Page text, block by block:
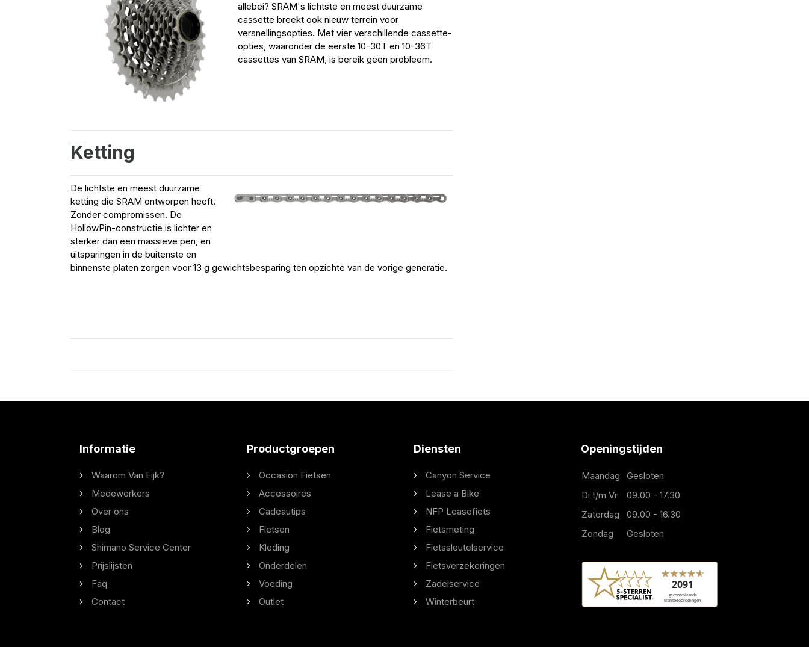
allebei? SRAM's lichtste en meest duurzame
cassette breekt ook nieuw terrein voor
versnellingsopties. Met vier verschillende cassette-
opties, waaronder de eerste 10-30T en 10-36T
cassettes van SRAM, is bereik geen probleem.
Ketting
De lichtste en meest duurzame
ketting die SRAM ontworpen heeft.
Zonder compromissen. De
HollowPin-constructie is lichter en
sterker dan een massieve pen, en
uitsparingen in de buitenste en
binnenste platen zorgen voor 13 g gewichtsbesparing ten opzichte van de vorige generatie.
Informatie
Waarom Van Eijk?
Medewerkers
Over ons
Blog
Shimano Service Center
Prijslijsten
Faq
Contact
Productgroepen
Occasion Fietsen
Accessoires
Cadeautips
Fietsen
Kleding
Onderdelen
Voeding
Outlet
Diensten
Canyon Service
Lease a Bike
NFP Leasefiets
Fietsmeting
Fietssleutelservice
Fietsverzekeringen
Zadelservice
Winterbeurt
Openingstijden
Maandag
Gesloten
Di t/m Vr
09.00 - 17.30
Zaterdag
09.00 - 16.30
Zondag
Gesloten